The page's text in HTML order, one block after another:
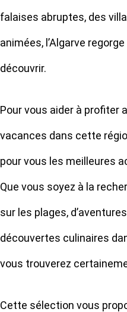
falaises abruptes, des
animées, l’Algarve
découvrir.
Pour vous aider à profiter
vacances dans cette
pour vous les meilleures
Que vous soyez à la
sur les plages,
découvertes culinaires
vous trouverez
Cette sélection vous